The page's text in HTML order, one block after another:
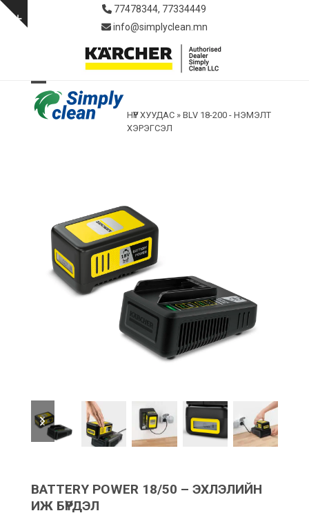
Skip
Show
77478344, 77334449
info@simplyclean.mn
Open
mobile
Close
mobile
НҮҮР ХУУДАС» BLV 18-200 - НЭМЭЛТ
ХЭРЭГСЭЛ
slide
slide
BATTERY POWER 18/50 – ЭХЛЭЛИЙН
ИЖ БҮРДЭЛ